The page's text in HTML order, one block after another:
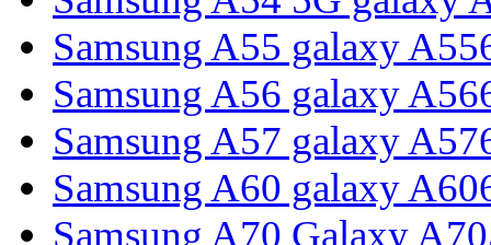
Samsung A55 galaxy
Samsung A56 galaxy
Samsung A57 galaxy
Samsung A60 galaxy
Samsung A70 Galaxy